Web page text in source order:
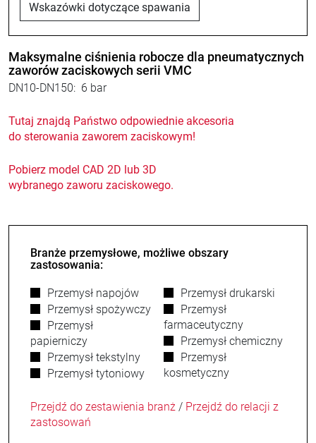
Wskazówki dotyczące spawania
Maksymalne ciśnienia robocze dla pneumatycznych
zaworów zaciskowych serii VMC
DN10-DN150: 6 bar
Tutaj znajdą Państwo odpowiednie akcesoria
do sterowania zaworem zaciskowym!
Pobierz model CAD 2D lub 3D
wybranego zaworu zaciskowego.
Branże przemysłowe, możliwe obszary
zastosowania:
Przemysł napojów
Przemysł spożywczy
Przemysł
papierniczy
Przemysł tekstylny
Przemysł tytoniowy
Przemysł drukarski
Przemysł
farmaceutyczny
Przemysł chemiczny
Przemysł
kosmetyczny
Przejdź do zestawienia branż / Przejdź do relacji z
zastosowań